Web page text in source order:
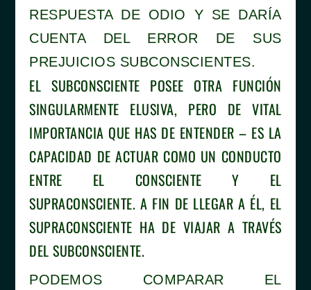
RESPUESTA DE ODIO Y SE DARÍA
CUENTA DEL ERROR DE SUS
PREJUICIOS SUBCONSCIENTES.
EL SUBCONSCIENTE POSEE OTRA FUNCIÓN
SINGULARMENTE ELUSIVA, PERO DE VITAL
IMPORTANCIA QUE HAS DE ENTENDER – ES LA
CAPACIDAD DE ACTUAR COMO UN CONDUCTO
ENTRE EL CONSCIENTE Y EL
SUPRACONSCIENTE. A FIN DE LLEGAR A ÉL, EL
SUPRACONSCIENTE HA DE VIAJAR A TRAVÉS
DEL SUBCONSCIENTE.
PODEMOS COMPARAR EL